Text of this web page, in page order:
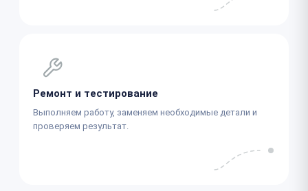
Ремонт и тестирование
Выполняем работу, заменяем необходимые детали и
проверяем результат.